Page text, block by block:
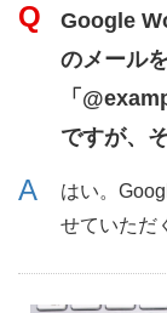
Google
のメール
「
ですが、
はい。
せていただ